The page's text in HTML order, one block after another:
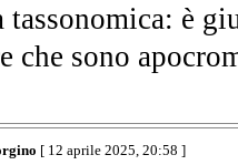
tassonomica: è
che sono
[ 12 aprile 2025, 20:58 ]